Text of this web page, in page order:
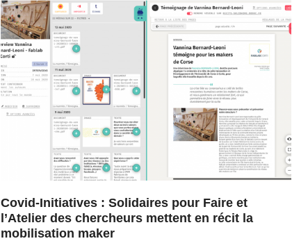
Covid-Initiatives : Solidaires pour Faire et
l’Atelier des chercheurs mettent en récit la
mobilisation maker